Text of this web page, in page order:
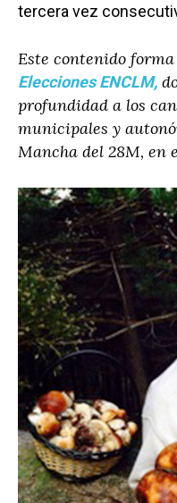
tercera vez
Este contenido
Elecciones ENCLM,
profundidad a los
municipales y
Mancha del 28M, en